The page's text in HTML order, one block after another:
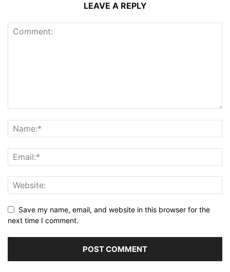
LEAVE A REPLY
Save my name, email, and website in this browser for the
next time I comment.